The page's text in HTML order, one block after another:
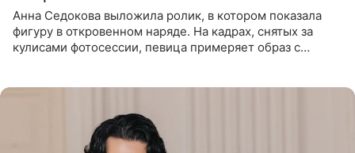
Анна Седокова выложила ролик, в котором показала
фигуру в откровенном наряде. На кадрах, снятых за
кулисами фотосессии, певица примеряет образ с